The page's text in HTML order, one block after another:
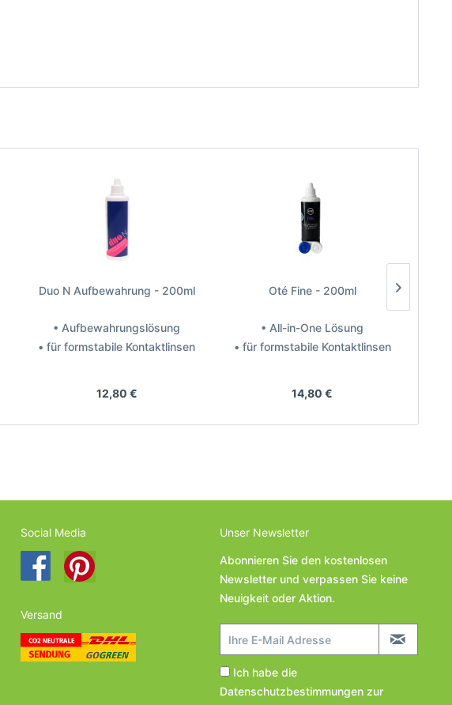
Duo N Aufbewahrung - 200ml
• Aufbewahrungslösung
• für formstabile Kontaktlinsen
12,80 €
Oté Fine - 200ml
• All-in-One Lösung
• für formstabile Kontaktlinsen
14,80 €
Social Media
Versand
Unser Newsletter
Abonnieren Sie den kostenlosen
Newsletter und verpassen Sie keine
Neuigkeit oder Aktion.
Ich habe die
Datenschutzbestimmungen zur